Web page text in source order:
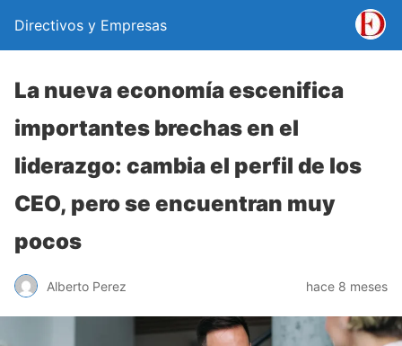
Directivos y Empresas
La nueva economía escenifica
importantes brechas en el
liderazgo: cambia el perfil de los
CEO, pero se encuentran muy
pocos
Alberto Perez hace 8 meses